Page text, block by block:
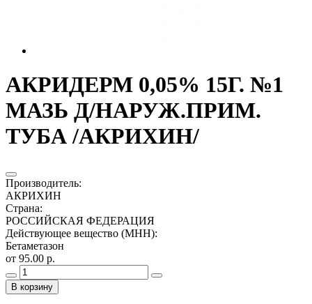
АКРИДЕРМ 0,05% 15Г. №1
МАЗЬ Д/НАРУЖ.ПРИМ.
ТУБА /АКРИХИН/
Производитель:
АКРИХИН
Страна:
РОССИЙСКАЯ ФЕДЕРАЦИЯ
Действующее вещество (МНН):
Бетаметазон
от 95.00 р.
В корзину